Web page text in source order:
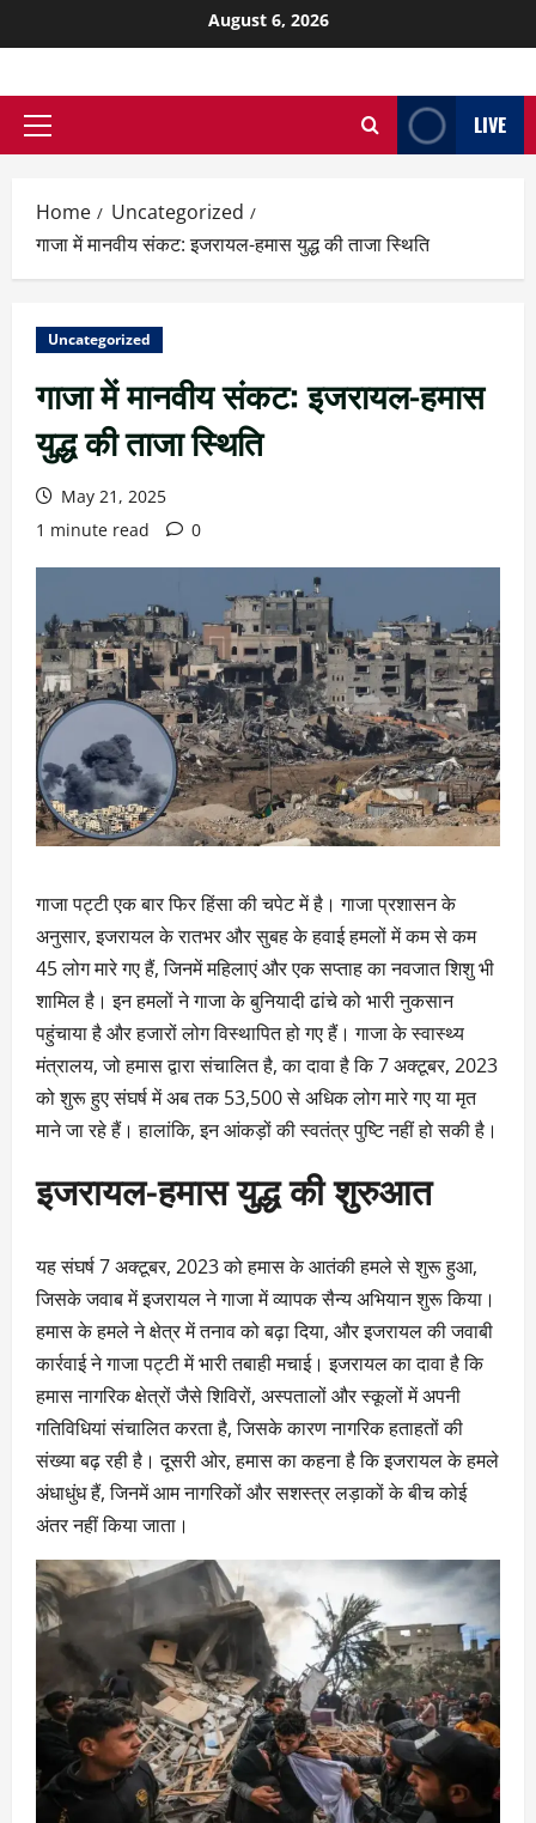
August 6, 2026
LIVE
Home
Uncategorized
गाजा में मानवीय संकट: इजरायल-हमास युद्ध की ताजा स्थिति
Uncategorized
गाजा में मानवीय संकट: इजरायल-हमास
युद्ध की ताजा स्थिति
May 21, 2025
1 minute read
0
गाजा पट्टी एक बार फिर हिंसा की चपेट में है। गाजा प्रशासन के
अनुसार, इजरायल के रातभर और सुबह के हवाई हमलों में कम से कम
45 लोग मारे गए हैं, जिनमें महिलाएं और एक सप्ताह का नवजात शिशु भी
शामिल है। इन हमलों ने गाजा के बुनियादी ढांचे को भारी नुकसान
पहुंचाया है और हजारों लोग विस्थापित हो गए हैं। गाजा के स्वास्थ्य
मंत्रालय, जो हमास द्वारा संचालित है, का दावा है कि 7 अक्टूबर, 2023
को शुरू हुए संघर्ष में अब तक 53,500 से अधिक लोग मारे गए या मृत
माने जा रहे हैं। हालांकि, इन आंकड़ों की स्वतंत्र पुष्टि नहीं हो सकी है।
इजरायल-हमास युद्ध की शुरुआत
यह संघर्ष 7 अक्टूबर, 2023 को हमास के आतंकी हमले से शुरू हुआ,
जिसके जवाब में इजरायल ने गाजा में व्यापक सैन्य अभियान शुरू किया।
हमास के हमले ने क्षेत्र में तनाव को बढ़ा दिया, और इजरायल की जवाबी
कार्रवाई ने गाजा पट्टी में भारी तबाही मचाई। इजरायल का दावा है कि
हमास नागरिक क्षेत्रों जैसे शिविरों, अस्पतालों और स्कूलों में अपनी
गतिविधियां संचालित करता है, जिसके कारण नागरिक हताहतों की
संख्या बढ़ रही है। दूसरी ओर, हमास का कहना है कि इजरायल के हमले
अंधाधुंध हैं, जिनमें आम नागरिकों और सशस्त्र लड़ाकों के बीच कोई
अंतर नहीं किया जाता।